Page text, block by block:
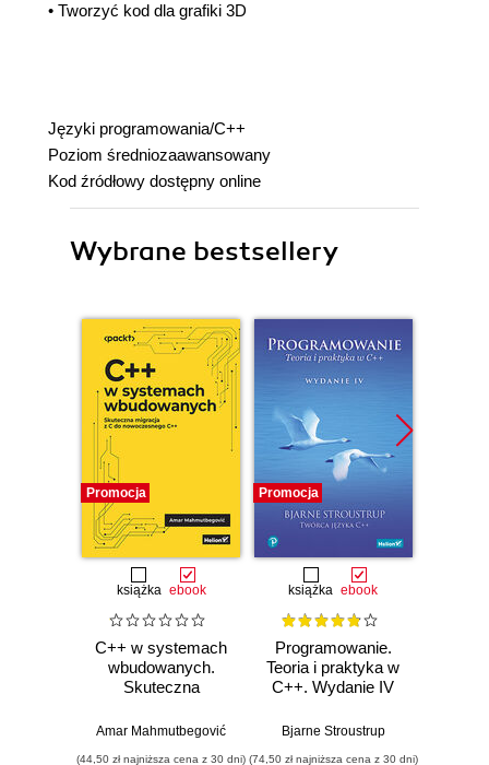
• Tworzyć kod dla grafiki 3D
Języki programowania/C++
Poziom średniozaawansowany
Kod źródłowy dostępny online
Wybrane bestsellery
Promocja
książka ebook
C++ w systemach
wbudowanych.
Skuteczna
nowoczesnego
Amar Mahmutbegović
(44,50 zł najniższa cena z 30 dni)
Promocja
książka ebook
Programowanie.
Teoria i praktyka w
C++. Wydanie IV
Bjarne Stroustrup
(74,50 zł najniższa cena z 30 dni)